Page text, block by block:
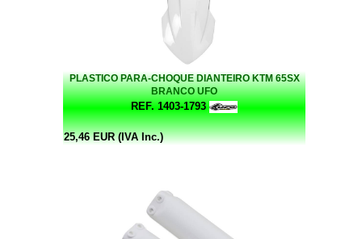
PLASTICO PARA-CHOQUE DIANTEIRO KTM 65SX
BRANCO UFO
REF. 1403-1793
25,46 EUR (IVA Inc.)